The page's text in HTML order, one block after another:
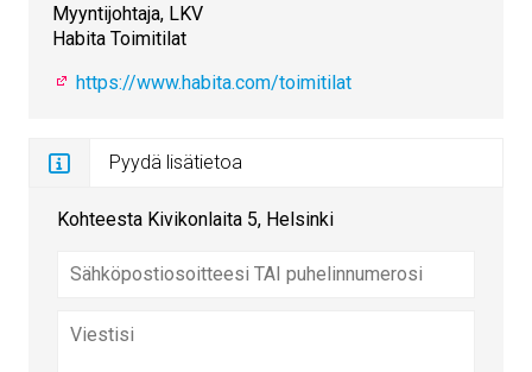
Myyntijohtaja, LKV
Habita Toimitilat
https://www.habita.com/toimitilat
Pyydä lisätietoa
Kohteesta Kivikonlaita 5, Helsinki